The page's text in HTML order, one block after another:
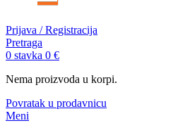
Prijava / Registracija
Pretraga
0 stavka 0 €
Nema proizvoda u korpi.
Povratak u prodavnicu
Meni